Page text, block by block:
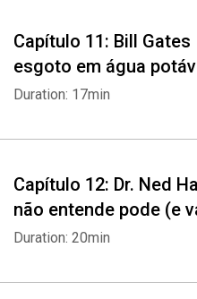
Capítulo 11: Bill
esgoto em água
Duration: 17min
Capítulo 12: Dr. Ned
não entende pode (e
Duration: 20min